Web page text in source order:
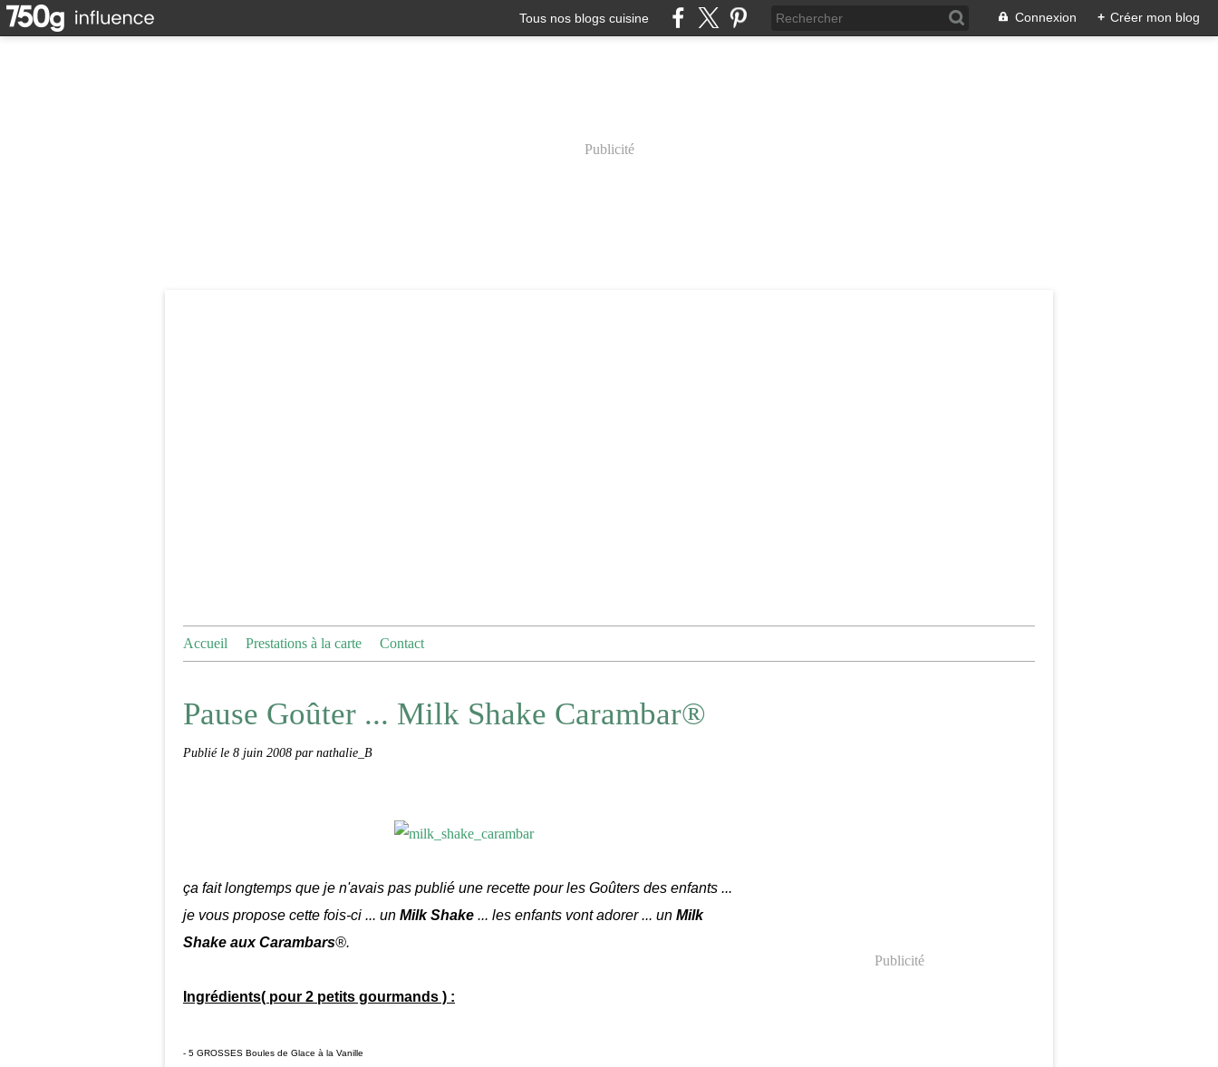
Tous nos blogs cuisine Connexion + Créer mon blog
Publicité
Accueil Prestations à la carte Contact
Pause Goûter ... Milk Shake Carambar®
Publié le 8 juin 2008 par nathalie_B
ça fait longtemps que je n'avais pas publié une recette pour les Goûters des enfants ...
je vous propose cette fois-ci ... un Milk Shake ... les enfants vont adorer ... un Milk
Shake aux Carambars®.
Ingrédients( pour 2 petits gourmands ) :
- 5 GROSSES Boules de Glace à la Vanille
Publicité